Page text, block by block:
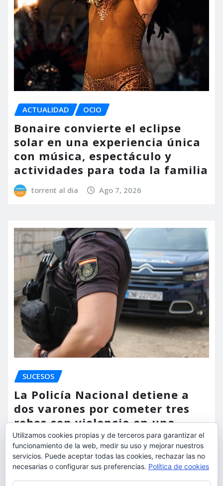
ACTUALIDAD OCIO
Bonaire convierte el eclipse
solar en una experiencia única
con música, espectáculo y
actividades para toda la familia
torrent al dia Ago 7, 2026
SUCESOS
La Policía Nacional detiene a
dos varones por cometer tres
robos con violencia en una
misma mañana
torrent al dia Ago 7, 2026
Utilizamos cookies propias y de terceros para garantizar el
funcionamiento de la web, medir su uso y mejorar nuestros
servicios. Puede aceptar todas las cookies, rechazar las no
necesarias o configurar sus preferencias. Política de cookies